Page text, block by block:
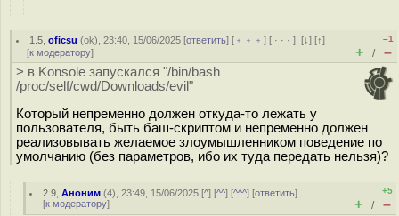
1.5 ,oficsu (ok), 23:40, 15/06/2025 [ответить] [ ﹢﹢﹢] [ · · ·][↓] [↑]
[к модератору]
–1
+ / –
> в Konsole запускался "/bin/bash
/proc/self/cwd/Downloads/evil"
Который непременно должен откуда-то лежать у
пользователя, быть баш-скриптом и непременно должен
реализовывать желаемое злоумышленником поведение по
умолчанию (без параметров, ибо их туда передать нельзя)?
2.9 ,Аноним (4), 23:49, 15/06/2025 [^] [^^] [^^^] [ответить]
[к модератору]
+5
+ / –